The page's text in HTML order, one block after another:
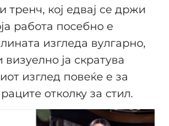
кој едвај се држи
работа посебно е
изгледа вулгарно,
ја скратува
изглед повеќе е за
отколку за стил.